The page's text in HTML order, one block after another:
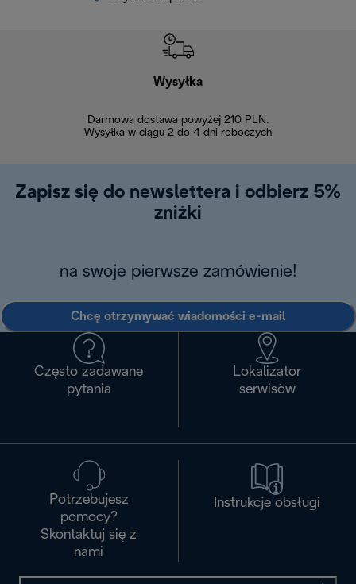
Wysyłka
Darmowa dostawa powyżej 210 PLN.
Wysyłka w ciągu 2 do 4 dni roboczych
Zapisz się do newslettera i odbierz 5%
zniżki
na swoje pierwsze zamówienie!
Chcę otrzymywać wiadomości e-mail
Często zadawane
pytania
Lokalizator
serwisòw
Potrzebujesz
pomocy?
Skontaktuj się z
nami
Instrukcje obsługi